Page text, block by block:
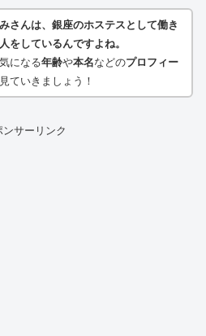
さんは、銀座のホステスとして働き
をしているんですよね。
になる年齢や本名などのプロフィー
ていきましょう！
ンサーリンク